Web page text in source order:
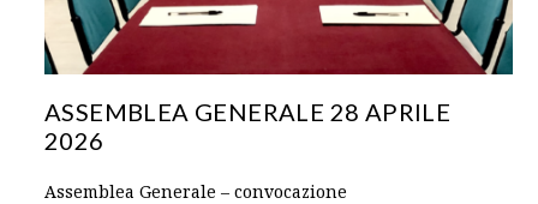
ASSEMBLEA GENERALE 28 APRILE
2026
Assemblea Generale – convocazione